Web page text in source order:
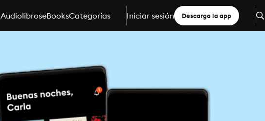
AudiolibroseBooksCategorías Iniciar sesión Descarga la app